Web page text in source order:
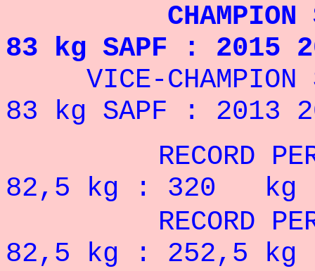
83 kg SAPF : 2015
VICE-
83 kg SAPF : 2013
RECORD
82,5 kg : 320 kg
RECORD
82,5 kg : 252,5 kg